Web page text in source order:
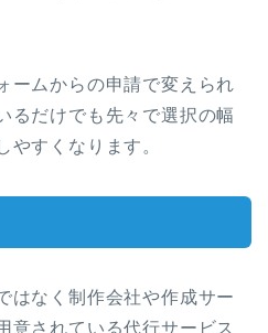
ームからの申請で変えられ
るだけでも先々で選択の幅
すくなります。
はなく制作会社や作成サー
意されている代行サービス